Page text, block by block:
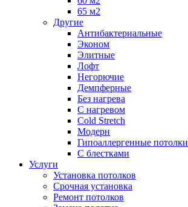
65 м2
Другие
Антибактериальные
Эконом
Элитные
Лофт
Негорючие
Демпферные
Без нагрева
С нагревом
Cold Stretch
Модерн
Гипоаллергенные потолки
С блестками
Услуги
Установка потолков
Срочная установка
Ремонт потолков